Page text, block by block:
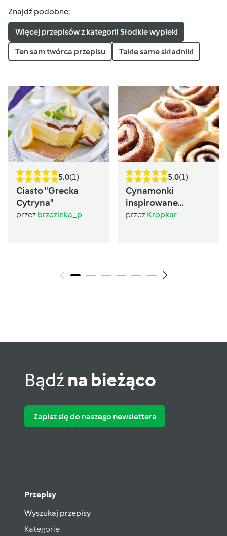
Znajdź podobne:
Więcej przepisów z kategorii Słodkie wypieki
Ten sam twórca przepisu Takie same składniki
5.0(1)
Ciasto "Grecka
Cytryna"
przez brzezinka_p
5.0(1)
Cynamonki
inspirowane
Sugarlady
przez Kropkar
Bądźna bieżąco
Zapisz się do naszego newslettera
Przepisy
Wyszukaj przepisy
Kategorie